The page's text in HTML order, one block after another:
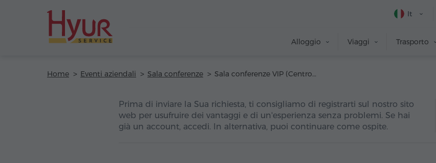
It
Alloggio Viaggi Trasporto
Home Eventi aziendali Sala conferenze Sala conferenze VIP (Centro affari Elite Plaza)
Prima di inviare la Sua richiesta, ti consigliamo di registrarti sul nostro sito
web per usufruire dei vantaggi e di un'esperienza senza problemi. Se hai
già un account, accedi. In alternativa, puoi continuare come ospite.